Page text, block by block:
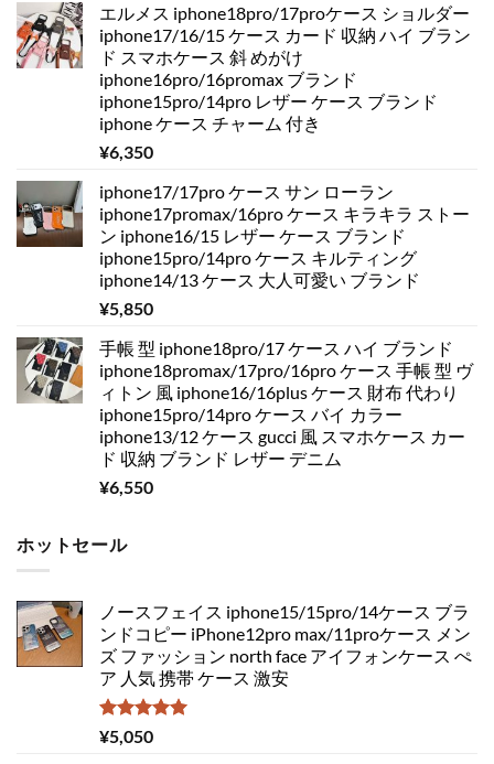
エルメス iphone18pro/17proケース ショルダー
iphone17/16/15 ケース カード 収納 ハイ ブラン
ド スマホケース 斜 めがけ
iphone16pro/16promax ブランド
iphone15pro/14pro レザー ケース ブランド
iphone ケース チャーム 付き
¥6,350
iphone17/17pro ケース サン ローラン
iphone17promax/16pro ケース キラキラ ストー
ン iphone16/15 レザー ケース ブランド
iphone15pro/14pro ケース キルティング
iphone14/13 ケース 大人可愛い ブランド
¥5,850
手帳 型 iphone18pro/17 ケース ハイ ブランド
iphone18promax/17pro/16pro ケース 手帳 型 ヴ
ィトン 風 iphone16/16plus ケース 財布 代わり
iphone15pro/14pro ケース バイ カラー
iphone13/12 ケース gucci 風 スマホケース カー
ド 収納 ブランド レザー デニム
¥6,550
ホットセール
ノースフェイス iphone15/15pro/14ケース ブラ
ンドコピー iPhone12pro max/11proケース メン
ズ ファッション north face アイフォンケース ぺ
ア 人気 携帯 ケース 激安
5段階中
5.00
¥5,050